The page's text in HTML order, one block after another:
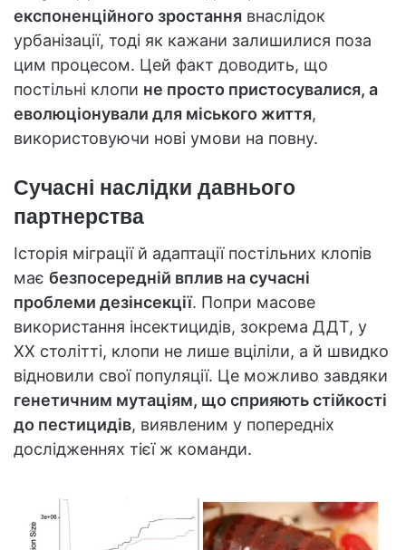
експоненційного зростання внаслідок
урбанізації, тоді як кажани залишилися поза
цим процесом. Цей факт доводить, що
постільні клопи не просто пристосувалися, а
еволюціонували для міського життя,
використовуючи нові умови на повну.
Сучасні наслідки давнього
партнерства
Історія міграції й адаптації постільних клопів
має безпосередній вплив на сучасні
проблеми дезінсекції. Попри масове
використання інсектицидів, зокрема ДДТ, у
XX столітті, клопи не лише вціліли, а й швидко
відновили свої популяції. Це можливо завдяки
генетичним мутаціям, що сприяють стійкості
до пестицидів, виявленим у попередніх
дослідженнях тієї ж команди.